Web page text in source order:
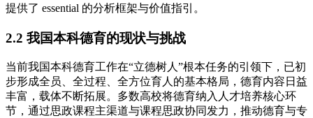
提供了 essential 的分析框架与价值指引。
2.2 我国本科德育的现状与挑战
当前我国本科德育工作在“立德树人”根本任务的引领下，已初
步形成全员、全过程、全方位育人的基本格局，德育内容日益
丰富，载体不断拓展。多数高校将德育纳入人才培养核心环
节，通过思政课程主渠道与课程思政协同发力，推动德育与专